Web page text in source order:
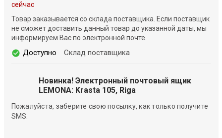
сейчас
Товар заказывается со склада поставщика. Если поставщик
не сможет доставить данный товар до указанной даты, мы
информируем Вас по электронной почте.
Доступно Склад поставщика
Новинка! Электронный почтовый ящик
LEMONA: Krasta 105, Riga
Пожалуйста, заберите свою посылку, как только получите
SMS.